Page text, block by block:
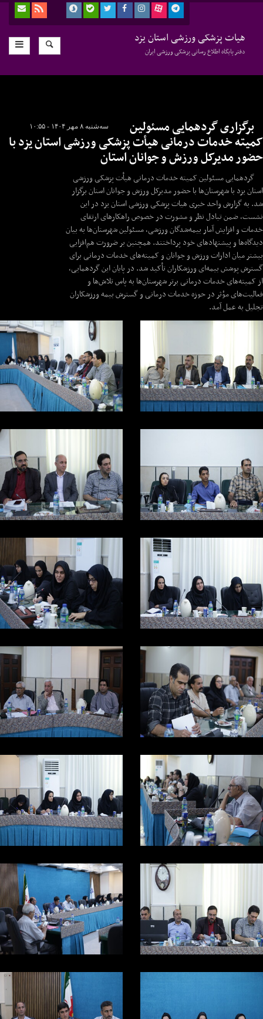
هیات پزشکی ورزشی استان یزد
دفتر پایگاه اطلاع رسانی پزشکی ورزشی ایران
سه‌شنبه ۸ مهر ۱۴۰۴ - ۱۰:۵۵ برگزاری گردهمایی مسئولین
کمیته خدمات درمانی هیأت پزشکی ورزشی استان یزد با
حضور مدیرکل ورزش و جوانان استان
گردهمایی مسئولین کمیته خدمات درمانی هیأت پزشکی ورزشی
استان یزد با شهرستان‌ها با حضور مدیرکل ورزش و جوانان استان برگزار
شد. به گزارش واحد خبری هیات پزشکی ورزشی استان یزد در این
نشست، ضمن تبادل نظر و مشورت در خصوص راهکارهای ارتقای
خدمات و افزایش آمار بیمه‌شدگان ورزشی، مسئولین شهرستان‌ها به بیان
دیدگاه‌ها و پیشنهادهای خود پرداختند. همچنین بر ضرورت هم‌افزایی
بیشتر میان ادارات ورزش و جوانان و کمیته‌های خدمات درمانی برای
گسترش پوشش بیمه‌ای ورزشکاران تأکید شد. در پایان این گردهمایی،
از کمیته‌های خدمات درمانی برتر شهرستان‌ها به پاس تلاش‌ها و
فعالیت‌های مؤثر در حوزه خدمات درمانی و گسترش بیمه ورزشکاران
تجلیل به عمل آمد.